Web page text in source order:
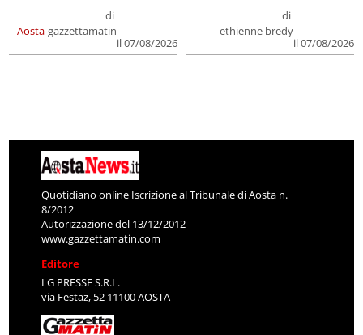
Aosta
di
gazzettamatin
il 07/08/2026
di
ethienne bredy
il 07/08/2026
Quotidiano online Iscrizione al Tribunale di Aosta n.
8/2012
Autorizzazione del 13/12/2012
www.gazzettamatin.com
Editore
LG PRESSE S.R.L.
via Festaz, 52 11100 AOSTA